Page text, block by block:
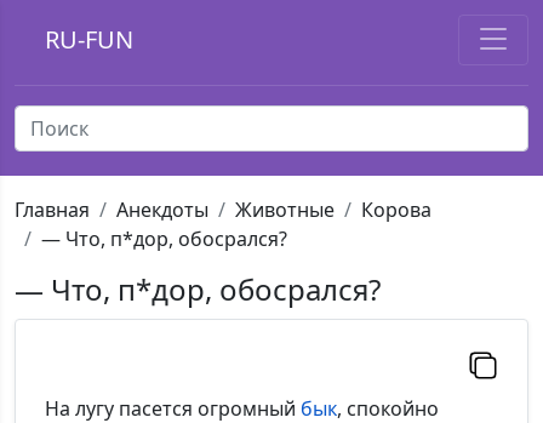
RU-FUN
Главная Анекдоты Животные
Корова
— Что, п*дор, обосрался?
— Что, п*дор, обосрался?
На лугу пасется огромный бык, спокойно